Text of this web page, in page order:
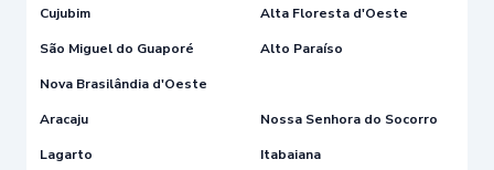
Cujubim
Alta Floresta d'Oeste
São Miguel do Guaporé
Alto Paraíso
Nova Brasilândia d'Oeste
Aracaju
Nossa Senhora do Socorro
Lagarto
Itabaiana